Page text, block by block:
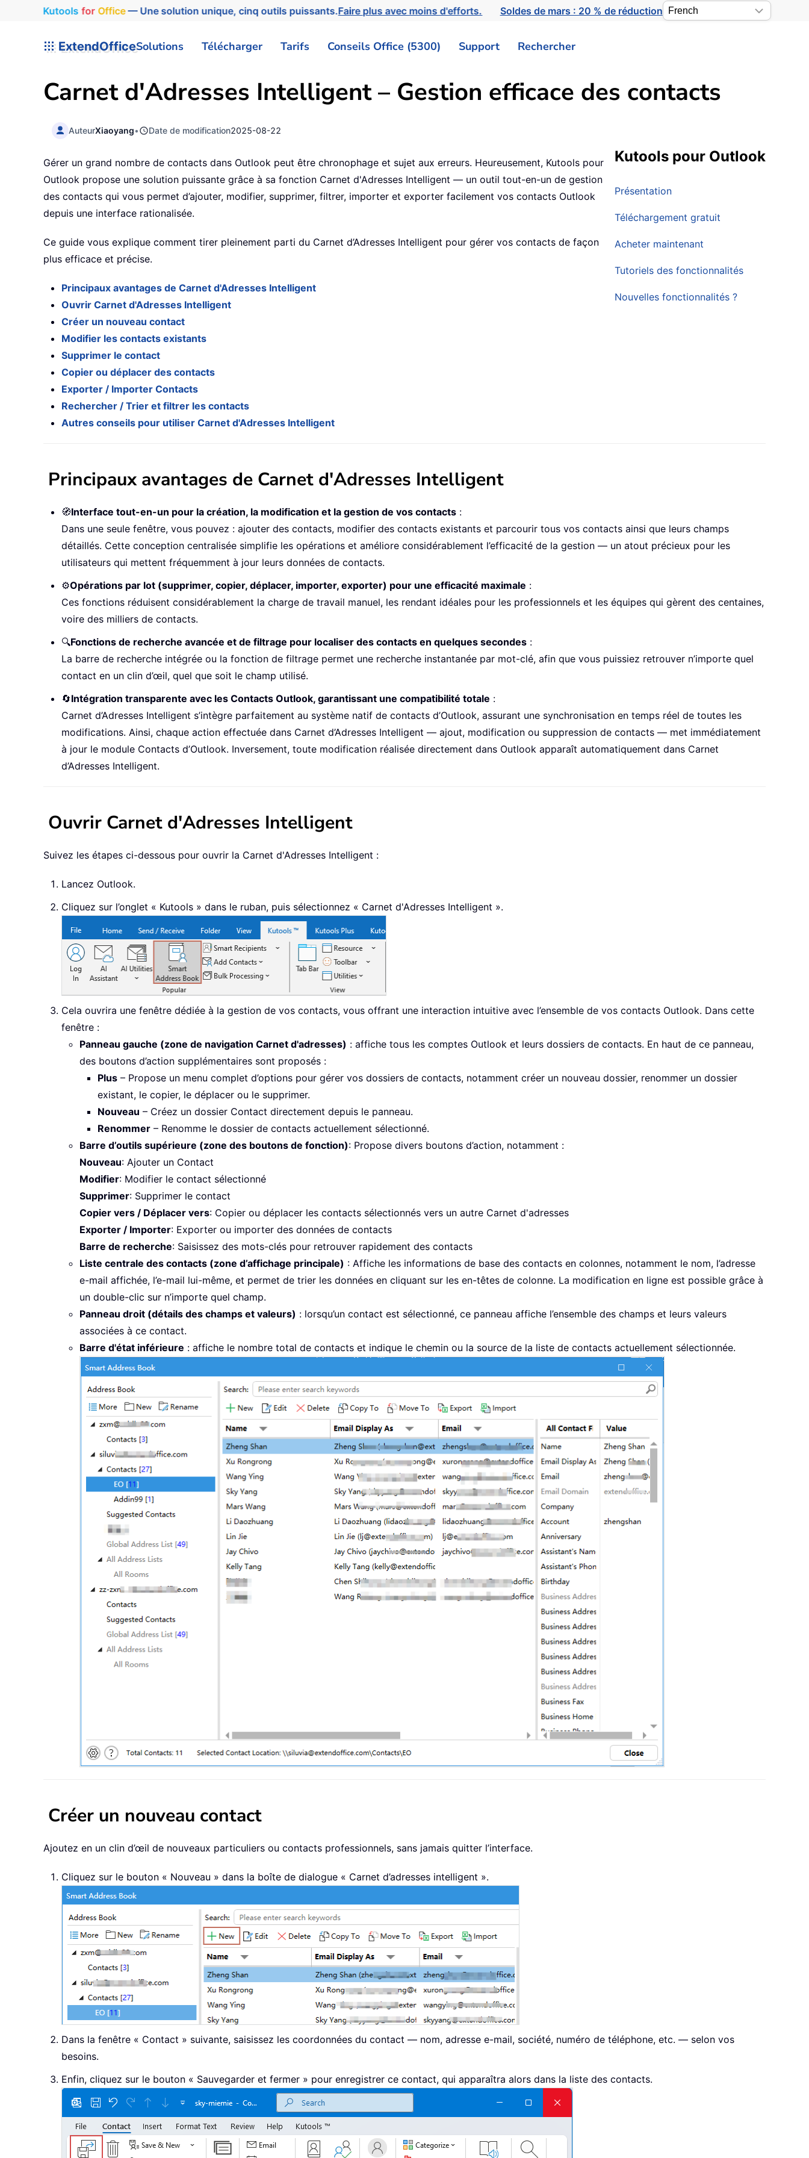
Kutools for Office— Une solution unique, cinq outils puissants.Faire plus avec moins d'efforts. Soldes de mars : 20 % de réduction
ExtendOfficeSolutions Télécharger Tarifs Conseils Office (5300) Support Rechercher
Carnet d'Adresses Intelligent – Gestion efficace des contacts
AuteurXiaoyang• Date de modification2025-08-22
Kutools pour Outlook
Présentation
Téléchargement gratuit
Acheter maintenant
Tutoriels des fonctionnalités
Nouvelles fonctionnalités ?
Gérer un grand nombre de contacts dans Outlook peut être chronophage et sujet aux erreurs. Heureusement, Kutools pour
Outlook propose une solution puissante grâce à sa fonction Carnet d'Adresses Intelligent — un outil tout-en-un de gestion
des contacts qui vous permet d’ajouter, modifier, supprimer, filtrer, importer et exporter facilement vos contacts Outlook
depuis une interface rationalisée.
Ce guide vous explique comment tirer pleinement parti du Carnet d’Adresses Intelligent pour gérer vos contacts de façon
plus efficace et précise.
Principaux avantages de Carnet d'Adresses Intelligent
Ouvrir Carnet d'Adresses Intelligent
Créer un nouveau contact
Modifier les contacts existants
Supprimer le contact
Copier ou déplacer des contacts
Exporter / Importer Contacts
Rechercher / Trier et filtrer les contacts
Autres conseils pour utiliser Carnet d'Adresses Intelligent
Principaux avantages de Carnet d'Adresses Intelligent
🧭Interface tout-en-un pour la création, la modification et la gestion de vos contacts :
Dans une seule fenêtre, vous pouvez : ajouter des contacts, modifier des contacts existants et parcourir tous vos contacts ainsi que leurs champs
détaillés. Cette conception centralisée simplifie les opérations et améliore considérablement l’efficacité de la gestion — un atout précieux pour les
utilisateurs qui mettent fréquemment à jour leurs données de contacts.
⚙️Opérations par lot (supprimer, copier, déplacer, importer, exporter) pour une efficacité maximale :
Ces fonctions réduisent considérablement la charge de travail manuel, les rendant idéales pour les professionnels et les équipes qui gèrent des centaines,
voire des milliers de contacts.
🔍Fonctions de recherche avancée et de filtrage pour localiser des contacts en quelques secondes :
La barre de recherche intégrée ou la fonction de filtrage permet une recherche instantanée par mot-clé, afin que vous puissiez retrouver n’importe quel
contact en un clin d’œil, quel que soit le champ utilisé.
🔄Intégration transparente avec les Contacts Outlook, garantissant une compatibilité totale :
Carnet d’Adresses Intelligent s’intègre parfaitement au système natif de contacts d’Outlook, assurant une synchronisation en temps réel de toutes les
modifications. Ainsi, chaque action effectuée dans Carnet d’Adresses Intelligent — ajout, modification ou suppression de contacts — met immédiatement
à jour le module Contacts d’Outlook. Inversement, toute modification réalisée directement dans Outlook apparaît automatiquement dans Carnet
d’Adresses Intelligent.
Ouvrir Carnet d'Adresses Intelligent
Suivez les étapes ci-dessous pour ouvrir la Carnet d'Adresses Intelligent :
Lancez Outlook.
Cliquez sur l’onglet « Kutools » dans le ruban, puis sélectionnez « Carnet d'Adresses Intelligent ».
Cela ouvrira une fenêtre dédiée à la gestion de vos contacts, vous offrant une interaction intuitive avec l’ensemble de vos contacts Outlook. Dans cette
fenêtre :
Panneau gauche (zone de navigation Carnet d'adresses) : affiche tous les comptes Outlook et leurs dossiers de contacts. En haut de ce panneau,
des boutons d’action supplémentaires sont proposés :
Plus – Propose un menu complet d’options pour gérer vos dossiers de contacts, notamment créer un nouveau dossier, renommer un dossier
existant, le copier, le déplacer ou le supprimer.
Nouveau – Créez un dossier Contact directement depuis le panneau.
Renommer – Renomme le dossier de contacts actuellement sélectionné.
Barre d’outils supérieure (zone des boutons de fonction): Propose divers boutons d’action, notamment :
Nouveau: Ajouter un Contact
Modifier: Modifier le contact sélectionné
Supprimer: Supprimer le contact
Copier vers / Déplacer vers: Copier ou déplacer les contacts sélectionnés vers un autre Carnet d'adresses
Exporter / Importer: Exporter ou importer des données de contacts
Barre de recherche: Saisissez des mots-clés pour retrouver rapidement des contacts
Liste centrale des contacts (zone d’affichage principale) : Affiche les informations de base des contacts en colonnes, notamment le nom, l’adresse
e-mail affichée, l’e-mail lui-même, et permet de trier les données en cliquant sur les en-têtes de colonne. La modification en ligne est possible grâce à
un double-clic sur n’importe quel champ.
Panneau droit (détails des champs et valeurs) : lorsqu’un contact est sélectionné, ce panneau affiche l’ensemble des champs et leurs valeurs
associées à ce contact.
Barre d'état inférieure : affiche le nombre total de contacts et indique le chemin ou la source de la liste de contacts actuellement sélectionnée.
Créer un nouveau contact
Ajoutez en un clin d’œil de nouveaux particuliers ou contacts professionnels, sans jamais quitter l’interface.
Cliquez sur le bouton « Nouveau » dans la boîte de dialogue « Carnet d’adresses intelligent ».
Dans la fenêtre « Contact » suivante, saisissez les coordonnées du contact — nom, adresse e-mail, société, numéro de téléphone, etc. — selon vos
besoins.
Enfin, cliquez sur le bouton « Sauvegarder et fermer » pour enregistrer ce contact, qui apparaîtra alors dans la liste des contacts.